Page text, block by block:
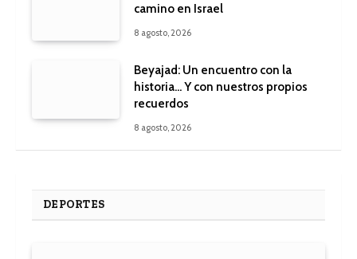
camino en Israel
8 agosto, 2026
Beyajad: Un encuentro con la
historia… Y con nuestros propios
recuerdos
8 agosto, 2026
DEPORTES